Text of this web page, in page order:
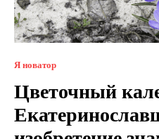
Я новатор
Цветочный